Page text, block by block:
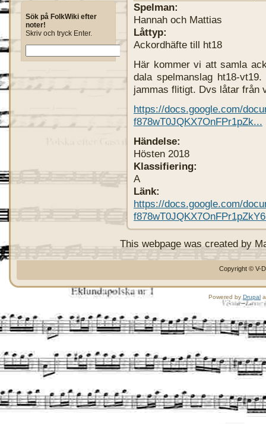
Sök på FolkWiki efter
noter!
Skriv och tryck Enter.
Spelman:
Hannah och Mattias
Låttyp:
Ackordhäfte till ht18
Här kommer vi att samla
dala spelmanslag ht18-
jammas flitigt. Dvs låtar från
https://docs.google.com/
f878wT0JQKX7OnFPr1pZk...
Händelse:
Hösten 2018
Klassifiering:
A
Länk:
https://docs.google.com/
This webpage was created by
Copyright © V-
Powered by Drupal